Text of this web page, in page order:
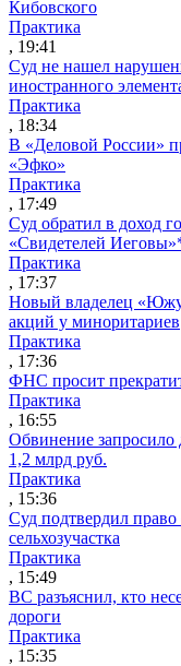
Кибовского
Практика
, 19:41
Суд не нашел
иностранного
Практика
, 18:34
В «Деловой России»
«Эфко»
Практика
, 17:49
Суд обратил в доход
«Свидетелей
Практика
, 17:37
Новый владелец
акций у миноритариев
Практика
, 17:36
ФНС просит
Практика
, 16:55
Обвинение
1,2 млрд руб.
Практика
, 15:36
Суд подтвердил
сельхозучастка
Практика
, 15:49
ВС разъяснил, кто
дороги
Практика
, 15:35